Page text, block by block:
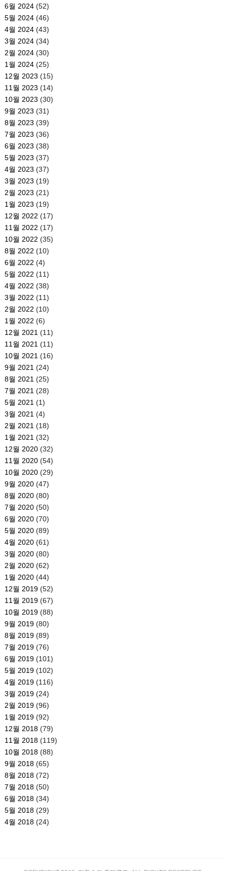
6월 2024(52)
5월 2024(46)
4월 2024(43)
3월 2024(34)
2월 2024(30)
1월 2024(25)
12월 2023 (15)
11월 2023 (14)
10월 2023 (30)
9월 2023 (31)
8월 2023 (39)
7월 2023 (36)
6월 2023 (38)
5월 2023 (37)
4월 2023 (37)
3월 2023 (19)
2월 2023 (21)
1월 2023 (19)
12월 2022 (17)
11월 2022 (17)
10월 2022 (35)
8월 2022 (10)
6월 2022 (4)
5월 2022 (11)
4월 2022 (38)
3월 2022 (11)
2월 2022 (10)
1월 2022 (6)
12월 2021 (11)
11월 2021 (11)
10월 2021 (16)
9월 2021 (24)
8월 2021 (25)
7월 2021 (28)
5월 2021 (1)
3월 2021 (4)
2월 2021 (18)
1월 2021 (32)
12월 2020(32)
11월 2020(54)
10월 2020(29)
9월 2020(47)
8월 2020(80)
7월 2020(50)
6월 2020(70)
5월 2020(89)
4월 2020(61)
3월 2020(80)
2월 2020(62)
1월 2020(44)
12월 2019(52)
11월 2019(67)
10월 2019(88)
9월 2019(80)
8월 2019(89)
7월 2019(76)
6월 2019(101)
5월 2019(102)
4월 2019(116)
3월 2019(24)
2월 2019(96)
1월 2019(92)
12월 2018(79)
11월 2018(119)
10월 2018(88)
9월 2018(65)
8월 2018(72)
7월 2018(50)
6월 2018(34)
5월 2018(29)
4월 2018(24)